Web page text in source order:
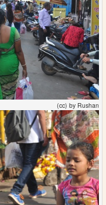
(cc) by Rushan